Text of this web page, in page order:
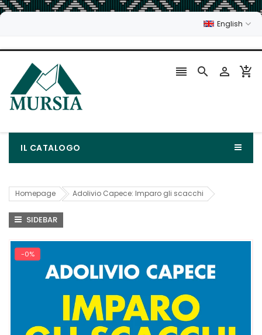
English
   
IL CATALOGO
Homepage Adolivio Capece: Imparo gli scacchi
SIDEBAR
-0%